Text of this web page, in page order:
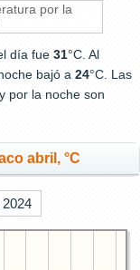
por la
día fue 31°C. Al
bajó a 24°C. Las
por la noche son
abril, °C